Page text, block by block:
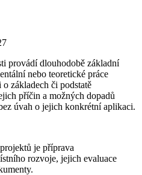
provádí dlouhodobě základní
nebo teoretické práce
základech či podstatě
příčin a možných dopadů
úvah o jejich konkrétní aplikaci.
je příprava
rozvoje, jejich evaluace